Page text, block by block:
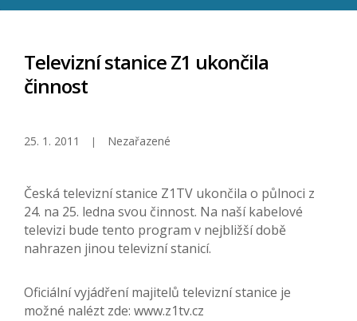
Televizní stanice Z1 ukončila
činnost
25. 1. 2011 Nezařazené
Česká televizní stanice Z1TV ukončila o půlnoci z
24. na 25. ledna svou činnost. Na naší kabelové
televizi bude tento program v nejbližší době
nahrazen jinou televizní stanicí.
Oficiální vyjádření majitelů televizní stanice je
možné nalézt zde: www.z1tv.cz